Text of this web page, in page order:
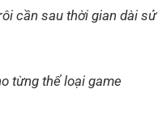
cần sau thời gian dài sử
từng thể loại game